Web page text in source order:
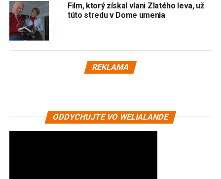
Film, ktorý získal vlani Zlatého leva, už
túto stredu v Dome umenia
REKLAMA
ODDYCHUJTE VO WELIALANDE